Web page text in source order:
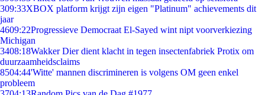
309:33XBOX platform krijgt zijn eigen "Platinum" achievements dit
jaar
4609:22Progressieve Democraat El-Sayed wint nipt voorverkiezing
Michigan
3408:18Wakker Dier dient klacht in tegen insectenfabriek Protix om
duurzaamheidsclaims
8504:44'Witte' mannen discrimineren is volgens OM geen enkel
probleem